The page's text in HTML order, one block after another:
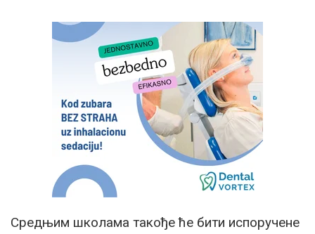
Средњим школама такође ће бити испоручене